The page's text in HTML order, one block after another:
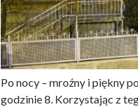
Po nocy – mroźny i piękny
godzinie 8. Korzystając z